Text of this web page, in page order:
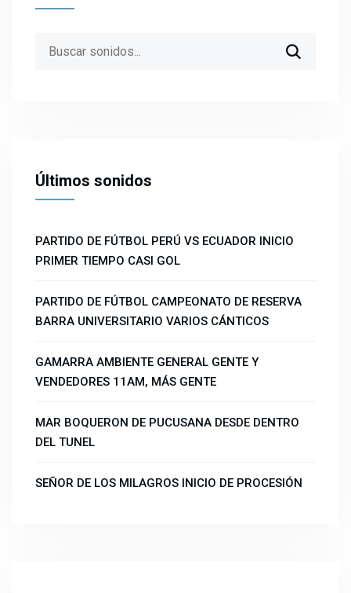
Últimos sonidos
PARTIDO DE FÚTBOL PERÚ VS ECUADOR INICIO
PRIMER TIEMPO CASI GOL
PARTIDO DE FÚTBOL CAMPEONATO DE RESERVA
BARRA UNIVERSITARIO VARIOS CÁNTICOS
GAMARRA AMBIENTE GENERAL GENTE Y
VENDEDORES 11AM, MÁS GENTE
MAR BOQUERON DE PUCUSANA DESDE DENTRO
DEL TUNEL
SEÑOR DE LOS MILAGROS INICIO DE PROCESIÓN